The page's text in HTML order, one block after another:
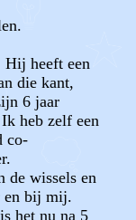
Hij heeft een
die kant,
6 jaar
heb zelf een
co-
de wissels en
en bij mij.
het nu na 5